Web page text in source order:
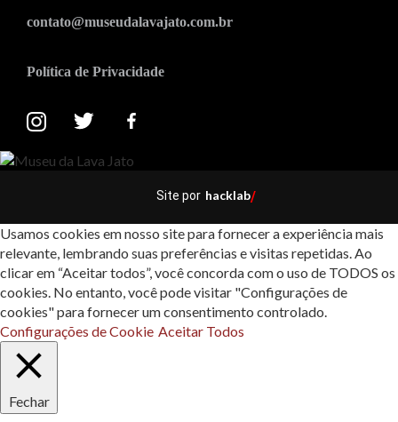
contato@museudalavajato.com.br
Política de Privacidade
Site por hacklab/
Usamos cookies em nosso site para fornecer a experiência mais
relevante, lembrando suas preferências e visitas repetidas. Ao
clicar em “Aceitar todos”, você concorda com o uso de TODOS os
cookies. No entanto, você pode visitar "Configurações de
cookies" para fornecer um consentimento controlado.
Configurações de Cookie Aceitar Todos
Fechar